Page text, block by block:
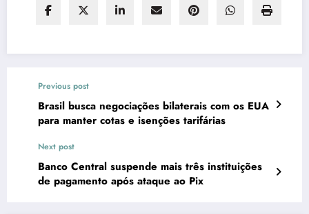
Previous post
Brasil busca negociações bilaterais com os EUA
para manter cotas e isenções tarifárias
Next post
Banco Central suspende mais três instituições
de pagamento após ataque ao Pix